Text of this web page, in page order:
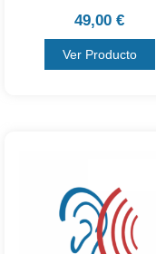
49,00 €
Ver Producto